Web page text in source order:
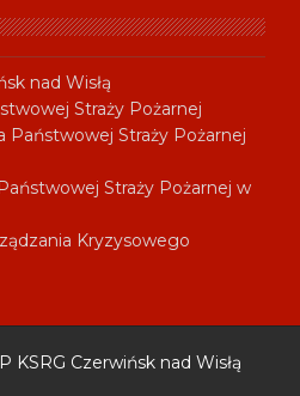
nad Wisłą
Straży Pożarnej
Państwowej Straży Pożarnej
Straży Pożarnej w
Kryzysowego
KSRG Czerwińsk nad Wisłą